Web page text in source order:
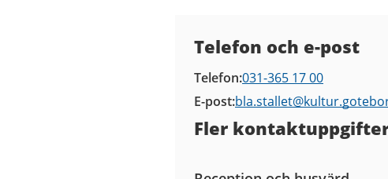
Telefon och e-post
Telefon 031-365 17 00
E-post bla.stallet@
Fler